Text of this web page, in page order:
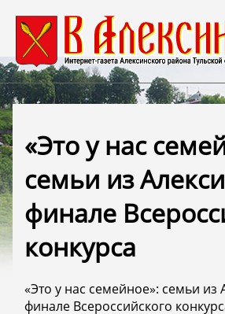
«Это у нас
семьи из
финале
конкурса
«Это у нас семейное»: семьи из
финале Всероссийского